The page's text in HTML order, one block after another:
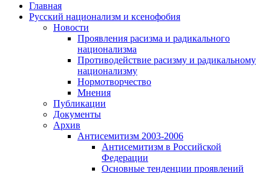
Главная
Русский национализм и ксенофобия
Новости
Проявления расизма и радикального
национализма
Противодействие расизму и радикальному
национализму
Нормотворчество
Мнения
Публикации
Документы
Архив
Антисемитизм 2003-2006
Антисемитизм в Российской
Федерации
Основные тенденции проявлений